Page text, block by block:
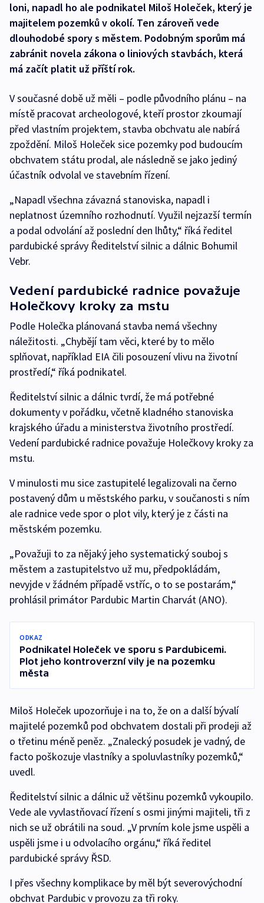
loni, napadl ho ale podnikatel Miloš Holeček, který je
majitelem pozemků v okolí. Ten zároveň vede
dlouhodobé spory s městem. Podobným sporům má
zabránit novela zákona o liniových stavbách, která
má začít platit už příští rok.
V současné době už měli – podle původního plánu – na
místě pracovat archeologové, kteří prostor zkoumají
před vlastním projektem, stavba obchvatu ale nabírá
zpoždění. Miloš Holeček sice pozemky pod budoucím
obchvatem státu prodal, ale následně se jako jediný
účastník odvolal ve stavebním řízení.
„Napadl všechna závazná stanoviska, napadl i
neplatnost územního rozhodnutí. Využil nejzazší termín
a podal odvolání až poslední den lhůty,“ říká ředitel
pardubické správy Ředitelství silnic a dálnic Bohumil
Vebr.
Vedení pardubické radnice považuje
Holečkovy kroky za mstu
Podle Holečka plánovaná stavba nemá všechny
náležitosti. „Chybějí tam věci, které by to mělo
splňovat, například EIA čili posouzení vlivu na životní
prostředí,“ říká podnikatel.
Ředitelství silnic a dálnic tvrdí, že má potřebné
dokumenty v pořádku, včetně kladného stanoviska
krajského úřadu a ministerstva životního prostředí.
Vedení pardubické radnice považuje Holečkovy kroky za
mstu.
V minulosti mu sice zastupitelé legalizovali na černo
postavený dům u městského parku, v součanosti s ním
ale radnice vede spor o plot vily, který je z části na
městském pozemku.
„Považuji to za nějaký jeho systematický souboj s
městem a zastupitelstvo už mu, předpokládám,
nevyjde v žádném případě vstříc, o to se postarám,“
prohlásil primátor Pardubic Martin Charvát (ANO).
ODKAZ
Podnikatel Holeček ve sporu s Pardubicemi.
Plot jeho kontroverzní vily je na pozemku
města
Miloš Holeček upozorňuje i na to, že on a další bývalí
majitelé pozemků pod obchvatem dostali při prodeji až
o třetinu méně peněz. „Znalecký posudek je vadný, de
facto poškozuje vlastníky a spoluvlastníky pozemků,“
uvedl.
Ředitelství silnic a dálnic už většinu pozemků vykoupilo.
Vede ale vyvlastňovací řízení s osmi jinými majiteli, tři z
nich se už obrátili na soud. „V prvním kole jsme uspěli a
uspěli jsme i u odvolacího orgánu,“ říká ředitel
pardubické správy ŘSD.
I přes všechny komplikace by měl být severovýchodní
obchvat Pardubic v provozu za tři roky.